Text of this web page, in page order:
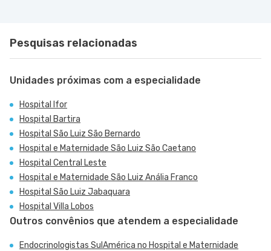
Pesquisas relacionadas
Unidades próximas com a especialidade
Hospital Ifor
Hospital Bartira
Hospital São Luiz São Bernardo
Hospital e Maternidade São Luiz São Caetano
Hospital Central Leste
Hospital e Maternidade São Luiz Anália Franco
Hospital São Luiz Jabaquara
Hospital Villa Lobos
Outros convênios que atendem a especialidade
Endocrinologistas SulAmérica no Hospital e Maternidade